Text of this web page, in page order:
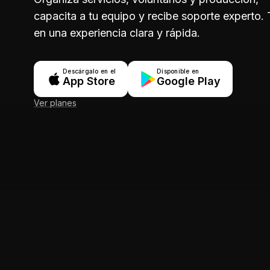
capacita a tu equipo y recibe soporte experto.
en una experiencia clara y rápida.
Descárgalo en el
App Store
Disponible en
Google Play
Ver planes